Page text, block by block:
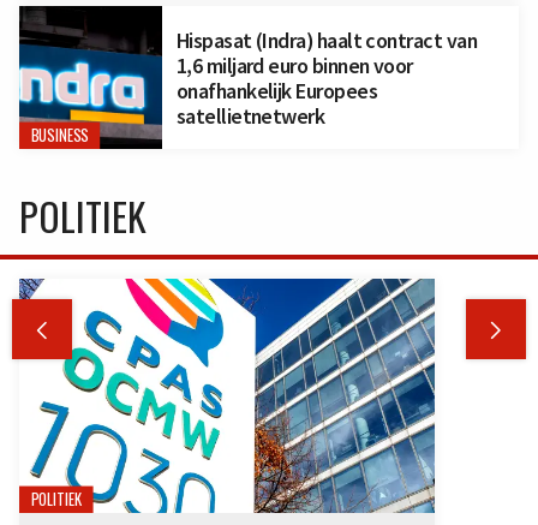
BUSINESS
Hispasat (Indra) haalt contract van
1,6 miljard euro binnen voor
onafhankelijk Europees
satellietnetwerk
POLITIEK
 
POLITIEK